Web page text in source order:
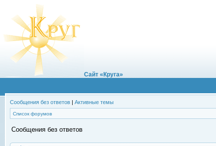
Сайт «Круга»
Сообщения без ответов | Активные темы
Список форумов
Сообщения без ответов